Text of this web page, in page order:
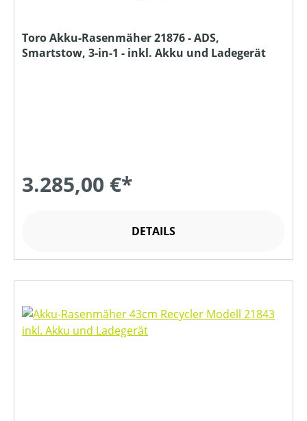
Toro Akku-Rasenmäher 21876 - ADS,
Smartstow, 3-in-1 - inkl. Akku und Ladegerät
3.285,00 €*
DETAILS